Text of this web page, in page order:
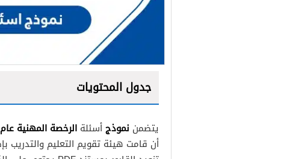
جدول المحتويات
يتضمن نموذجأسئلة الرخصة المهنية عام 1448 مع الاجابات pdf
أن قامت هيئة تقويم التعليم والتدريب